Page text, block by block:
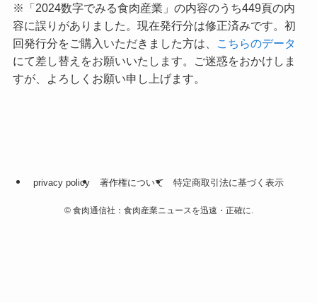
※「2024数字でみる食肉産業」の内容のうち449頁の内
容に誤りがありました。現在発行分は修正済みです。初
回発行分をご購入いただきました方は、
こちらのデータ
にて差し替えをお願いいたします。ご迷惑をおかけしま
すが、よろしくお願い申し上げます。
privacy policy 著作権について 特定商取引法に基づく表示
©食肉通信社：食肉産業ニュースを迅速・正確に.